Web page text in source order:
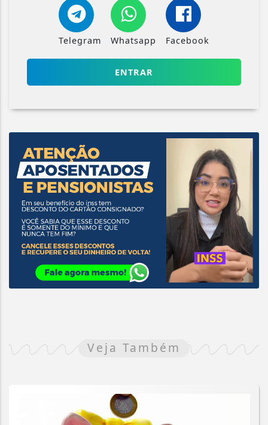
Telegram Whatsapp Facebook
ENTRAR
Veja Também